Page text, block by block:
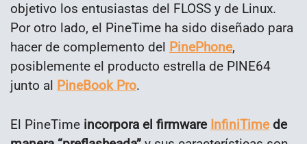
objetivo los entusiastas del FLOSS y de Linux.
Por otro lado, el PineTime ha sido diseñado para
hacer de complemento del PinePhone,
posiblemente el producto estrella de PINE64
junto al PineBook Pro.
El PineTime incorpora el firmware InfiniTimede